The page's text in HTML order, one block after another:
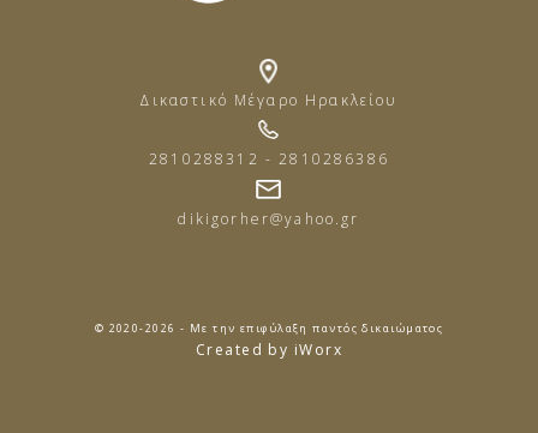
Δικαστικό Μέγαρο Ηρακλείου
2810288312 - 2810286386
dikigorher@yahoo.gr
© 2020-2026 - Με την επιφύλαξη παντός δικαιώματος
Created by iWorx